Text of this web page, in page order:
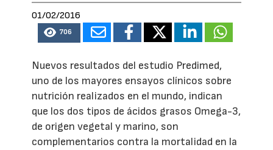
01/02/2016
706
Nuevos resultados del estudio Predimed,
uno de los mayores ensayos clínicos sobre
nutrición realizados en el mundo, indican
que los dos tipos de ácidos grasos Omega-3,
de origen vegetal y marino, son
complementarios contra la mortalidad en la